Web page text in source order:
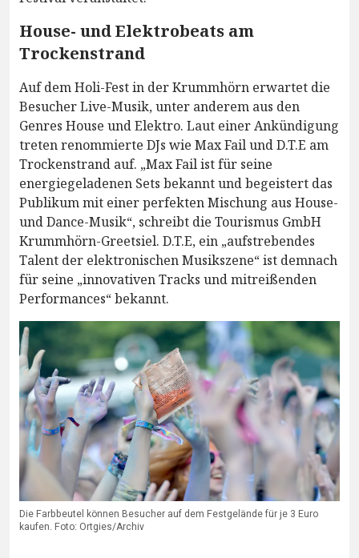
House- und Elektrobeats am
Trockenstrand
Auf dem Holi-Fest in der Krummhörn erwartet die
Besucher Live-Musik, unter anderem aus den
Genres House und Elektro. Laut einer Ankündigung
treten renommierte DJs wie Max Fail und D.T.E am
Trockenstrand auf. „Max Fail ist für seine
energiegeladenen Sets bekannt und begeistert das
Publikum mit einer perfekten Mischung aus House-
und Dance-Musik“, schreibt die Tourismus GmbH
Krummhörn-Greetsiel. D.T.E, ein „aufstrebendes
Talent der elektronischen Musikszene“ ist demnach
für seine „innovativen Tracks und mitreißenden
Performances“ bekannt.
Die Farbbeutel können Besucher auf dem Festgelände für je 3 Euro
kaufen. Foto: Ortgies/Archiv